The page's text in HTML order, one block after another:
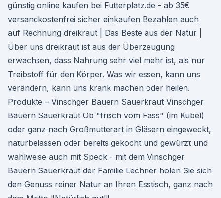
günstig online kaufen bei Futterplatz.de - ab 35€
versandkostenfrei sicher einkaufen Bezahlen auch
auf Rechnung dreikraut | Das Beste aus der Natur |
Über uns dreikraut ist aus der Überzeugung
erwachsen, dass Nahrung sehr viel mehr ist, als nur
Treibstoff für den Körper. Was wir essen, kann uns
verändern, kann uns krank machen oder heilen.
Produkte – Vinschger Bauern Sauerkraut Vinschger
Bauern Sauerkraut Ob "frisch vom Fass" (im Kübel)
oder ganz nach Großmutterart in Gläsern eingeweckt,
naturbelassen oder bereits gekocht und gewürzt und
wahlweise auch mit Speck - mit dem Vinschger
Bauern Sauerkraut der Familie Lechner holen Sie sich
den Genuss reiner Natur an Ihren Esstisch, ganz nach